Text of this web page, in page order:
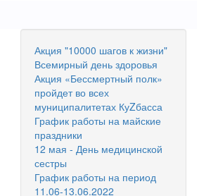
Акция "10000 шагов к жизни"
Всемирный день здоровья
Акция «Бессмертный полк»
пройдет во всех
муниципалитетах КуZбасса
График работы на майские
праздники
12 мая - День медицинской
сестры
График работы на период
11.06-13.06.2022